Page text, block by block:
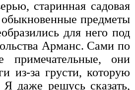
старинная садовая
обыкновенные предметы
для него под
Арманс. Сами по
примечательные, они
из-за грусти, которую
Я даже решусь сказать,